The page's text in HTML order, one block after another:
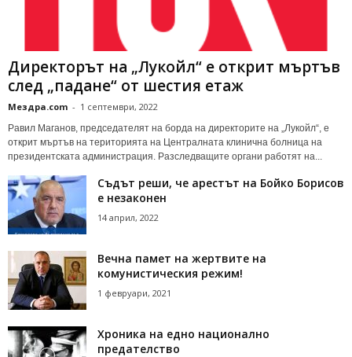
Директорът на „Лукойл“ е открит мъртъв
след „падане“ от шестия етаж
Мездра.com - 1 септември, 2022
Равил Маганов, председателят на борда на директорите на „Лукойл“, е
открит мъртъв на територията на Централната клинична болница на
президентската администрация. Разследващите органи работят на...
Съдът реши, че арестът на Бойко Борисов
е незаконен
14 април, 2022
Вечна памет на жертвите на
комунистическия режим!
1 февруари, 2021
Хроника на едно национално
предателство